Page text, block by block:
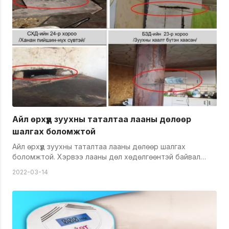
хийж сурмаар байна. Мөн &nbsp;угаар мэдрэгчийг&nbsp;
зай &nbsp;дууссан гэсэн шалтгаан салгаж&nbsp; байна.
Иймд хаврын хуурайшилт эхэлсэн учраас иргэд та
бүхнийг анхаарал сэрэмжтэй байхыг хүсье. Ногоон бүсэд
гал гаргах, шар өвс шатаах зэрэг зөрчил гарсан
тохиолдолд зөрчлийн тухай хуулиар торгууль
ноогдуулж, хохирлыг нөхөн төлүүлэх хуулийн заалттай
байдаг хэмээн мэдээлэв. &nbsp; URL:
http://www.fact.mn/421590.html
Айл өрхүүд зуухны таталтаа лааны дөлөөр
шалгах боломжтой
Айл өрхүүд зуухны таталтаа лааны дөлөөр шалгах
боломжтой. Хэрвээ лааны дөл хөдөлгөөнтэй байвал
байвал яндангийн утаа таталтад сөргөөр нөлөөлж,
угаар үүсэх нөхцлийг&nbsp;бий болгодог. Дулаарах тусам
айл, өрхүүдийн галлагааны тоо багасдаг. Зуухыг удаан
2022-03-14